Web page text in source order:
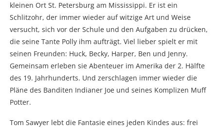
kleinen Ort St. Petersburg am Mississippi. Er ist ein
Schlitzohr, der immer wieder auf witzige Art und Weise
versucht, sich vor der Schule und den Aufgaben zu drücken,
die seine Tante Polly ihm aufträgt. Viel lieber spielt er mit
seinen Freunden: Huck, Becky, Harper, Ben und Jenny.
Gemeinsam erleben sie Abenteuer im Amerika der 2. Hälfte
des 19. Jahrhunderts. Und zerschlagen immer wieder die
Pläne des Banditen Indianer Joe und seines Komplizen Muff
Potter.
Tom Sawyer lebt die Fantasie eines jeden Kindes aus: frei